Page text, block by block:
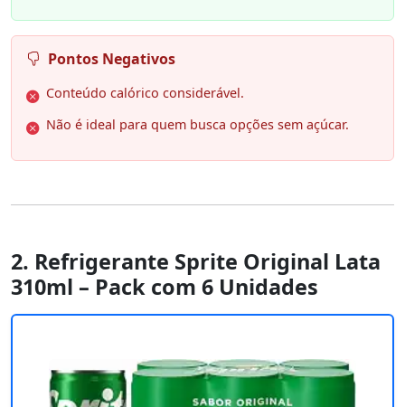
Pontos Negativos
Conteúdo calórico considerável.
Não é ideal para quem busca opções sem açúcar.
2. Refrigerante Sprite Original Lata
310ml – Pack com 6 Unidades